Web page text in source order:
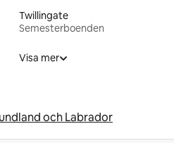
Twillingate
Semesterboenden
Visa mer
och Labrador